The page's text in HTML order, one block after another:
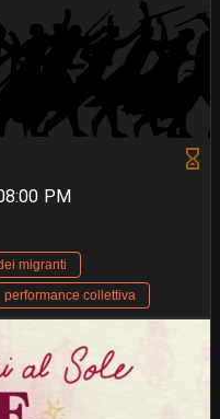
PM
migranti
performance collettiva